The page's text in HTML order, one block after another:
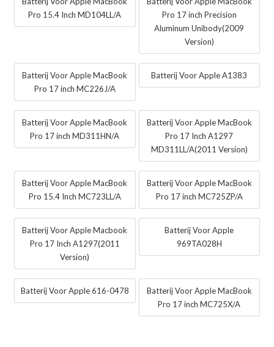
Pro 15.4 Inch MD104LL/A
Pro 17 inch Precision
Aluminum Unibody(2009
Version)
Batterij Voor Apple MacBook
Pro 17 inch MC226J/A
Batterij Voor Apple A1383
Batterij Voor Apple MacBook
Pro 17 inch MD311HN/A
Batterij Voor Apple MacBook
Pro 17 Inch A1297
MD311LL/A(2011 Version)
Batterij Voor Apple MacBook
Pro 15.4 Inch MC723LL/A
Batterij Voor Apple MacBook
Pro 17 inch MC725ZP/A
Batterij Voor Apple Macbook
Pro 17 Inch A1297(2011
Version)
Batterij Voor Apple
969TA028H
Batterij Voor Apple 616-0478
Batterij Voor Apple MacBook
Pro 17 inch MC725X/A